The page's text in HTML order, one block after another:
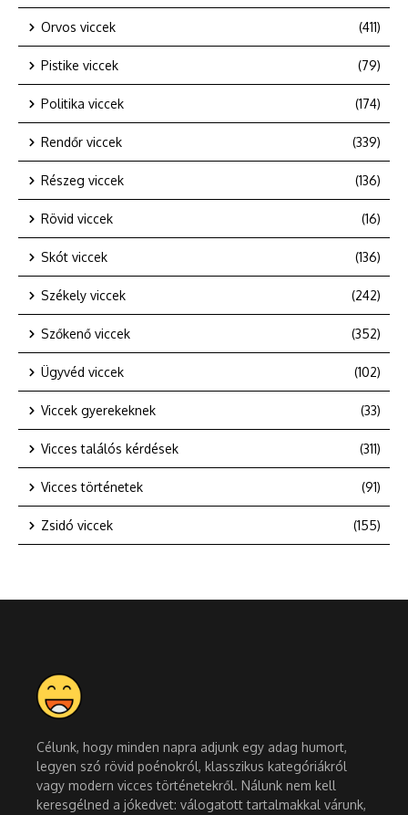
Orvos viccek (411)
Pistike viccek (79)
Politika viccek (174)
Rendőr viccek (339)
Részeg viccek (136)
Rövid viccek (16)
Skót viccek (136)
Székely viccek (242)
Szőkenő viccek (352)
Ügyvéd viccek (102)
Viccek gyerekeknek (33)
Vicces találós kérdések (311)
Vicces történetek (91)
Zsidó viccek (155)
Célunk, hogy minden napra adjunk egy adag humort,
legyen szó rövid poénokról, klasszikus kategóriákról
vagy modern vicces történetekről. Nálunk nem kell
keresgélned a jókedvet: válogatott tartalmakkal várunk,